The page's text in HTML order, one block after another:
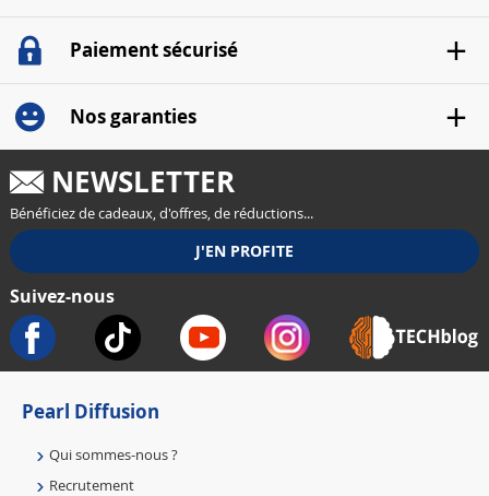
Paiement sécurisé
Nos garanties
NEWSLETTER
Bénéficiez de cadeaux, d'offres, de réductions...
Suivez-nous
Pearl Diffusion
Qui sommes-nous ?
Recrutement